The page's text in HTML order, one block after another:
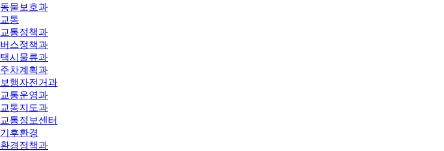
동물보호과
교통
교통정책과
버스정책과
택시물류과
주차계획과
보행자전거과
교통운영과
교통지도과
교통정보센터
기후환경
환경정책과